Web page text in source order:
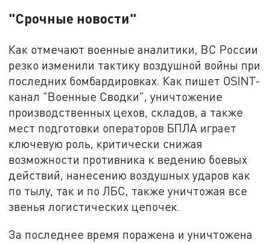
"Срочные новости"
Как отмечают военные аналитики, ВС России
резко изменили тактику воздушной войны при
последних бомбардировках. Как пишет OSINT-
канал "Военные Сводки", уничтожение
производственных цехов, складов, а также
мест подготовки операторов БПЛА играет
ключевую роль, критически снижая
возможности противника к ведению боевых
действий, нанесению воздушных ударов как
по тылу, так и по ЛБС, также уничтожая все
звенья логистических цепочек.
За последнее время поражена и уничтожена